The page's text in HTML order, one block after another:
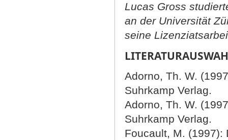
Lucas Gross
an der Universität
seine
Adorno, Th. W.
Suhrkamp Verlag.
Adorno, Th. W.
Suhrkamp Verlag.
Foucault, M. (1997):